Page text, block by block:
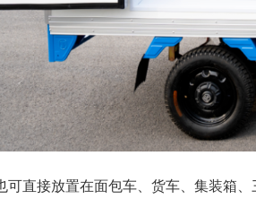
可直接放置在面包车、货车、集装箱